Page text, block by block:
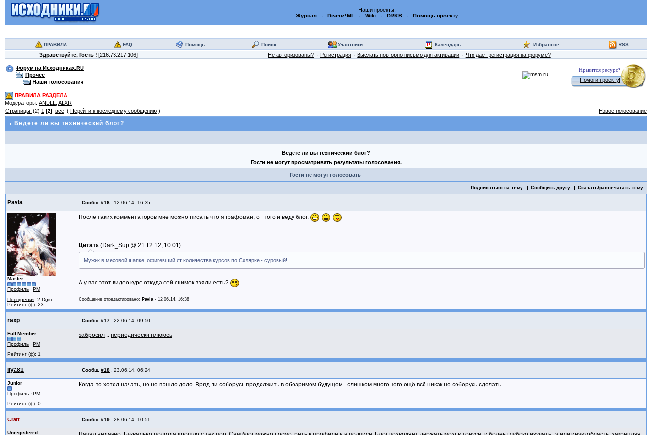
Наши проекты:
Журнал · Discuz!ML · Wiki · DRKB · Помощь проекту
ПРАВИЛА FAQ Помощь Поиск Участники Календарь Избранное RSS
Здравствуйте, Гость ! [216.73.217.106] Не авторизованы? Регистрация Выслать повторно письмо для активации Что даёт регистрация на форуме?
Форум на Исходниках.RU
Прочее
Наши голосования
Нравится ресурс?
Помоги проекту!
ПРАВИЛА РАЗДЕЛА
Модераторы: ANDLL
ALXR
Страницы: (2) 1 [2] все ( Перейти к последнему сообщению ) Новое голосование
Ведете ли вы технический блог?
Ведете ли вы технический блог?
Гости не могут просматривать результаты голосования.
Гости не могут голосовать
Подписаться на тему Сообщить другу Скачать/распечатать тему
Pavia Сообщ. #16 12.06.14, 16:35
Master
Профиль · PM
Поощрения: 2 Dgm
Рейтинг (ф): 23
После таких комментаторов мне можно писать что я графоман, от того и веду блог.
Цитата Dark_Sup @ 21.12.12, 10:01
Мужик в меховой шапке, офигевший от количества курсов по Солярке - суровый!
А у вас этот видео курс откуда сей снимок взяли есть?
Сообщение отредактировано: Pavia - 12.06.14, 16:38
raxp Сообщ. #17 22.06.14, 09:50
Full Member
Профиль · PM
Рейтинг (ф): 1
забросил :: периодически плююсь
Ilya81 Сообщ. #18 23.06.14, 06:24
Junior
Профиль · PM
Рейтинг (ф): 0
Когда-то хотел начать, но не пошло дело. Вряд ли соберусь продолжить в обозримом будущем - слишком много чего ещё всё никак не соберусь сделать.
Craft Сообщ. #19 28.06.14, 10:51
Unregistered